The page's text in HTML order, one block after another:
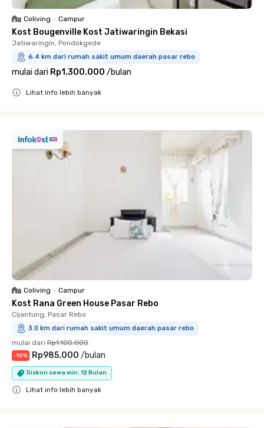
Coliving • Campur
Kost Bougenville Kost Jatiwaringin Bekasi
Jatiwaringin, Pondokgede
6.4 km dari rumah sakit umum daerah pasar rebo
mulai dari Rp1.300.000 /bulan
Lihat info lebih banyak
Coliving • Campur
Kost Rana Green House Pasar Rebo
Cijantung, Pasar Rebo
3.0 km dari rumah sakit umum daerah pasar rebo
mulai dari Rp1.100.000
-10% Rp985.000 /bulan
Diskon sewa min. 12 Bulan
Lihat info lebih banyak